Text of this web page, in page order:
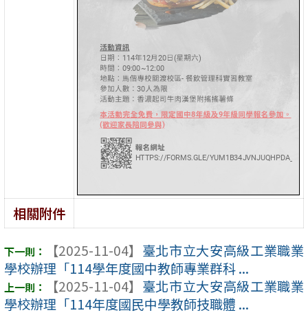
相關附件
【2025-11-04】 臺北市立大安高級工業職業
學校辦理「114學年度國中教師專業群科 ...
【2025-11-04】 臺北市立大安高級工業職業
學校辦理「114年度國民中學教師技職體 ...